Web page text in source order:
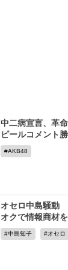
中二病宣言、革
ピールコメント
AKB48
オセロ中島騒動
オクで情報商材
中島知子 オセロ